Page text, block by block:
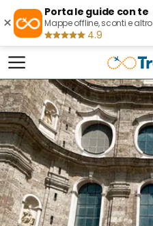
×
Porta le guide con te
Mappe offline, sconti e altro
4.9